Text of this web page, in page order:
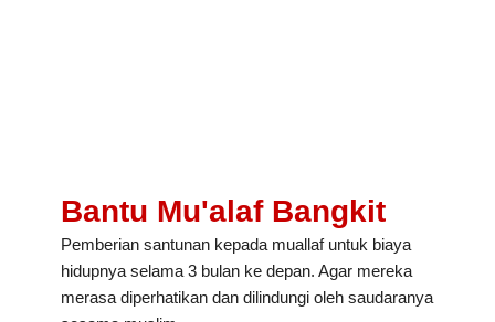
Bantu Mu'alaf Bangkit
Pemberian santunan kepada muallaf untuk biaya
hidupnya selama 3 bulan ke depan. Agar mereka
merasa diperhatikan dan dilindungi oleh saudaranya